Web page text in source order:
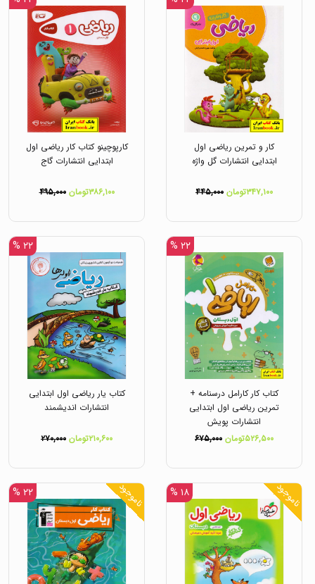
کار و تمرین ریاضی اول
ابتدایی انتشارات گل واژه
۳۴۷,۱۰۰تومان ۴۴۵,۰۰۰
کارپوچینو کتاب کار ریاضی اول
ابتدایی انتشارات گاج
۳۸۶,۱۰۰تومان ۴۹۵,۰۰۰
۲۲ %
کتاب کار کارامل درسنامه +
تمرین ریاضی اول ابتدایی
انتشارات پویش
۵۲۶,۵۰۰تومان
۶۷۵,۰۰۰
۲۲ %
کتاب یار ریاضی اول ابتدایی
انتشارات اندیشمند
۲۱۰,۶۰۰تومان ۲۷۰,۰۰۰
ناموجود ۱۸ % ناموجود ۲۲ %